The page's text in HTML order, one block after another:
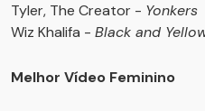
Tyler, The Creator - Yonkers
Wiz Khalifa - Black and
Melhor Vídeo Feminino